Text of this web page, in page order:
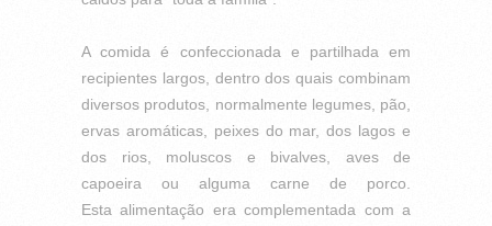
A comida é confeccionada e partilhada em
recipientes largos, dentro dos quais combinam
diversos produtos, normalmente legumes, pão,
ervas aromáticas, peixes do mar, dos lagos e
dos rios, moluscos e bivalves, aves de
capoeira ou alguma carne de porco.
Estaalimentação era complementada com a